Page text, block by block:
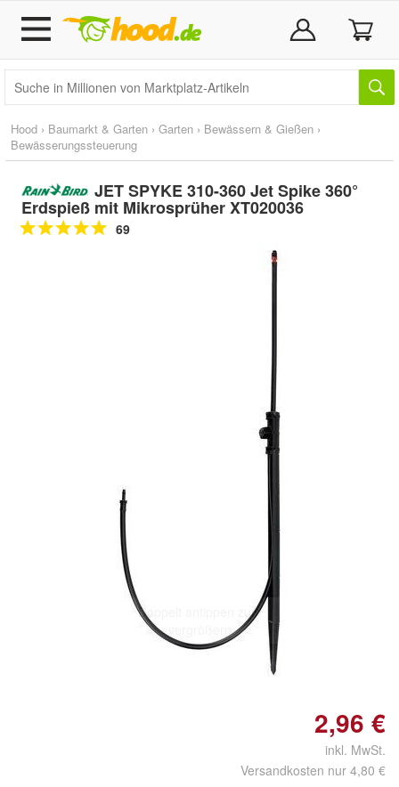
Hood › Baumarkt & Garten › Garten › Bewässern & Gießen ›
Bewässerungssteuerung
JET SPYKE 310-360 Jet Spike 360°
Erdspieß mit Mikrosprüher XT020036
69
Doppelt antippen zum
vergrößern
2,96 €
inkl. MwSt.
Versandkosten nur 4,80 €